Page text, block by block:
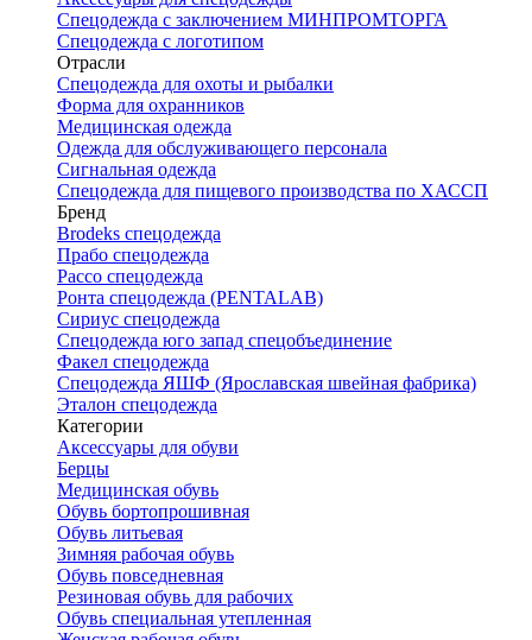
Спецодежда с заключением МИНПРОМТОРГА
Спецодежда с логотипом
Отрасли
Спецодежда для охоты и рыбалки
Форма для охранников
Медицинская одежда
Одежда для обслуживающего персонала
Сигнальная одежда
Спецодежда для пищевого производства по ХАССП
Бренд
Brodeks спецодежда
Прабо спецодежда
Рассо спецодежда
Ронта спецодежда (PENTALAB)
Сириус спецодежда
Спецодежда юго запад спецобъединение
Факел спецодежда
Спецодежда ЯШФ (Ярославская швейная фабрика)
Эталон спецодежда
Категории
Аксессуары для обуви
Берцы
Медицинская обувь
Обувь бортопрошивная
Обувь литьевая
Зимняя рабочая обувь
Обувь повседневная
Резиновая обувь для рабочих
Обувь специальная утепленная